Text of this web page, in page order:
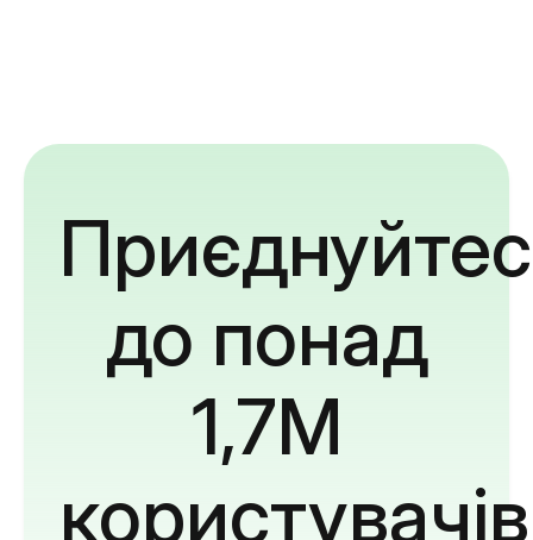
до понад
1,7M
користувачів